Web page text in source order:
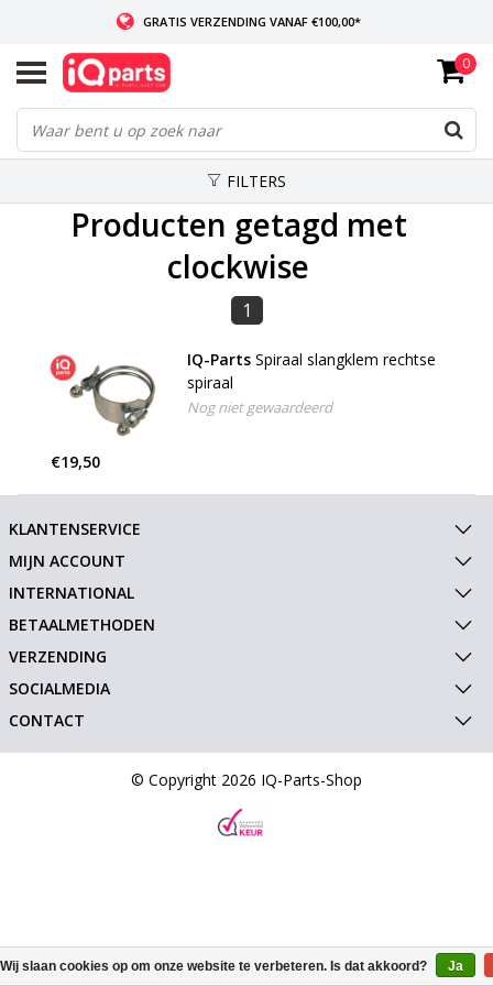
GRATIS VERZENDING VANAF €100,00*
INDIEN VOORRADIG: VOOR 14:00 BESTELD, ZELFDE DAG VERZONDEN
WERELDWIJDE LEVERING
0
FILTERS
Producten getagd met
clockwise
1
IQ-Parts Spiraal slangklem rechtse
spiraal
Nog niet gewaardeerd
€19,50
KLANTENSERVICE
MIJN ACCOUNT
INTERNATIONAL
BETAALMETHODEN
VERZENDING
SOCIALMEDIA
CONTACT
© Copyright 2026 IQ-Parts-Shop
Wij slaan cookies op om onze website te verbeteren. Is dat akkoord? Ja